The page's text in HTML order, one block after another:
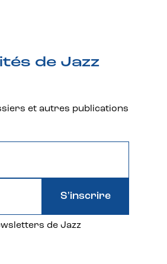
de Jazz
et autres publications
de Jazz
S'inscrire